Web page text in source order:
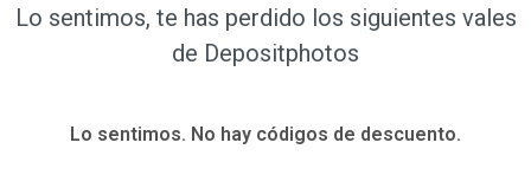
Lo sentimos, te has perdido los siguientes vales
de Depositphotos
Lo sentimos. No hay códigos de descuento.